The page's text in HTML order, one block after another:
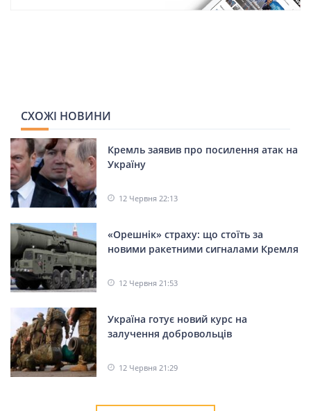
СХОЖІ НОВИНИ
Кремль заявив про посилення атак на
Україну
12 Червня 22:13
«Орешнік» страху: що стоїть за
новими ракетними сигналами Кремля
12 Червня 21:53
Україна готує новий курс на
залучення добровольців
12 Червня 21:29